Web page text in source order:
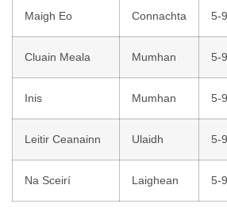
Maigh Eo Connachta 5-
Cluain Meala Mumhan 5-
Inis Mumhan 5-
Leitir Ceanainn Ulaidh 5-
Na Sceirí Laighean 5-